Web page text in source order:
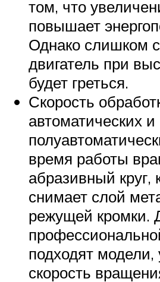
том, что
повышает
Однако слишком
двигатель при
будет греться.
Скорость
автоматических и
время работы
абразивный круг,
снимает слой
режущей кромки.
подходят модели,
скорость